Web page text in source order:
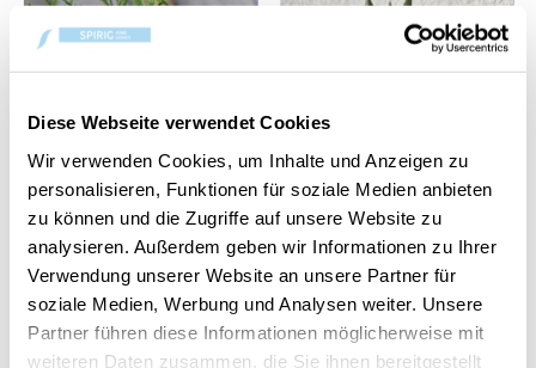
Diese Webseite verwendet Cookies
Wir verwenden Cookies, um Inhalte und Anzeigen zu
personalisieren, Funktionen für soziale Medien anbieten
zu können und die Zugriffe auf unsere Website zu
analysieren. Außerdem geben wir Informationen zu Ihrer
Verwendung unserer Website an unsere Partner für
soziale Medien, Werbung und Analysen weiter. Unsere
Partner führen diese Informationen möglicherweise mit
weiteren Daten zusammen, die Sie ihnen bereitgestellt
Mediterranean Blue
Tester Spray 3ml
CHF 1.50
Moroccan Cedar Tester
Metall Dose
CHF 1.50